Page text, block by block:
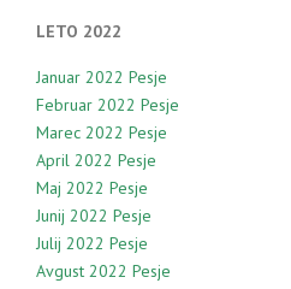
LETO 2022
Januar 2022 Pesje
Februar 2022 Pesje
Marec 2022 Pesje
April 2022 Pesje
Maj 2022 Pesje
Junij 2022 Pesje
Julij 2022 Pesje
Avgust 2022 Pesje